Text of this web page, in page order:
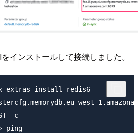
インストールして接続しました。
extras install redis6
west-
-c
ping